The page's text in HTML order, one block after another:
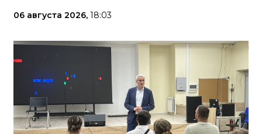
06 августа 2026, 18:03